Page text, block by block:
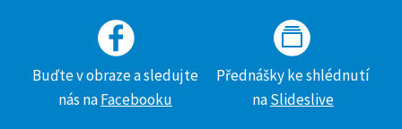
Buďte v obraze a sledujte
nás naFacebooku
Přednášky ke shlédnutí
naSlideslive